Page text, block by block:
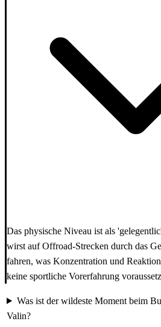
Das physische Niveau ist als
wirst auf Offroad-Strecken durch das
fahren, was Konzentration und
keine sportliche Vorerfahrung
Was ist der wildeste Moment beim
Valin?